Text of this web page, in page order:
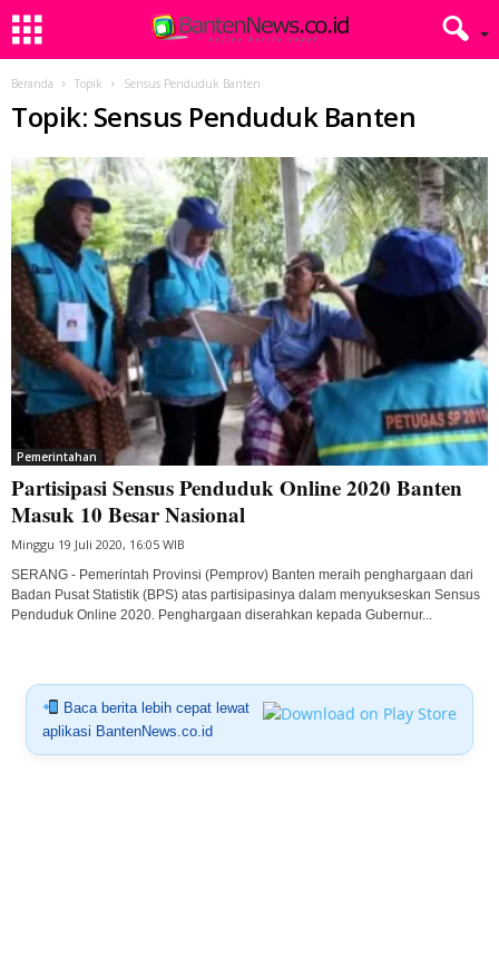
Beranda Topik Sensus Penduduk Banten
Topik: Sensus Penduduk Banten
Pemerintahan
Partisipasi Sensus Penduduk Online 2020 Banten
Masuk 10 Besar Nasional
Minggu 19 Juli 2020, 16:05 WIB
SERANG - Pemerintah Provinsi (Pemprov) Banten meraih penghargaan dari
Badan Pusat Statistik (BPS) atas partisipasinya dalam menyukseskan Sensus
Penduduk Online 2020. Penghargaan diserahkan kepada Gubernur...
Baca berita lebih cepat lewat
aplikasi BantenNews.co.id